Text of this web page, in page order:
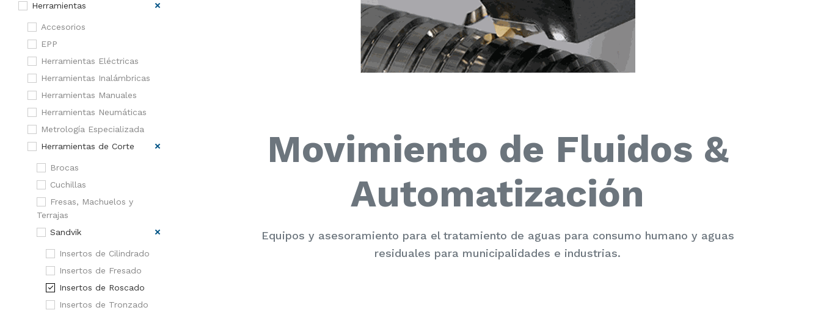
Herramientas
Accesorios
EPP
Herramientas Eléctricas
Herramientas Inalámbricas
Herramientas Manuales
Herramientas Neumáticas
Metrología Especializada
Herramientas de Corte
Brocas
Cuchillas
Fresas, Machuelos y
Terrajas
Sandvik
Insertos de Cilindrado
Insertos de Fresado
Insertos de Roscado
Insertos de Tronzado
Movimiento de Fluidos &
Automatización
Equipos y asesoramiento para el tratamiento de aguas para consumo humano y aguas
residuales para municipalidades e industrias.